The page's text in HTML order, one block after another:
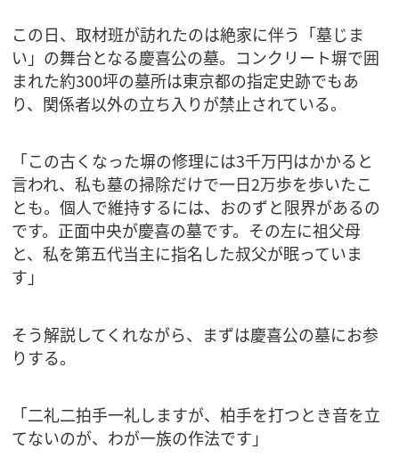
この日、取材班が訪れたのは絶家に伴う「墓じま
い」の舞台となる慶喜公の墓。コンクリート塀で囲
まれた約300坪の墓所は東京都の指定史跡でもあ
り、関係者以外の立ち入りが禁止されている。
「この古くなった塀の修理には3千万円はかかると
言われ、私も墓の掃除だけで一日2万歩を歩いたこ
とも。個人で維持するには、おのずと限界があるの
です。正面中央が慶喜の墓です。その左に祖父母
と、私を第五代当主に指名した叔父が眠っていま
す」
そう解説してくれながら、まずは慶喜公の墓にお参
りする。
「二礼二拍手一礼しますが、柏手を打つとき音を立
てないのが、わが一族の作法です」